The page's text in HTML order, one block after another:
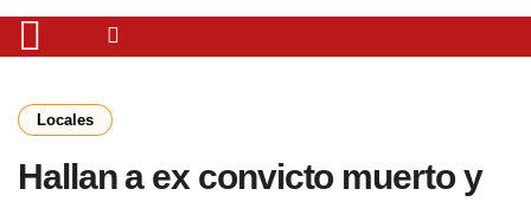
Locales
Hallan a ex convicto muerto y